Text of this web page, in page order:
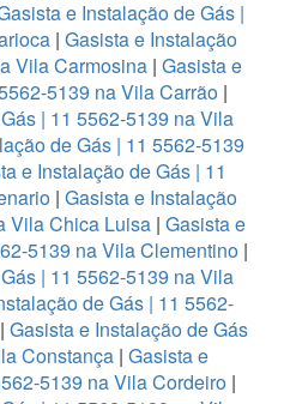
e Instalação de Gás |
| Gasista e Instalação
Vila Carmosina| Gasista e
5139 na Vila Carrão |
| 11 5562-5139 na Vila
de Gás | 11 5562-5139
e Instalação de Gás | 11
| Gasista e Instalação
Vila Chica Luisa | Gasista e
5139 na Vila Clementino|
| 11 5562-5139 na Vila
de Gás | 11 5562-
| Gasista e Instalação de Gás
Constança| Gasista e
5139 na Vila Cordeiro|